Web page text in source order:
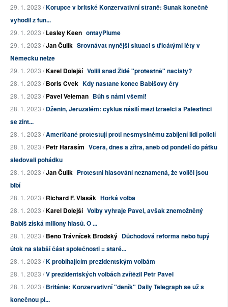
29. 1. 2023 /Korupce v britské Konzervativní straně: Sunak konečně
vyhodil z fun...
29. 1. 2023 /Lesley Keen ontayPlume
29. 1. 2023 /Jan Čulík Srovnávat nynější situaci s třicátými léty v
Německu nelze
29. 1. 2023 /Karel Dolejší Volili snad Židé "protestně" nacisty?
28. 1. 2023 /Boris Cvek Kdy nastane konec Babišovy éry
28. 1. 2023 /Pavel Veleman Bůh s námi všemi!
28. 1. 2023 /Dženin, Jeruzalém: cyklus násilí mezi Izraelci a Palestinci
se zint...
28. 1. 2023 /Američané protestují proti nesmyslnému zabíjení lídí policií
28. 1. 2023 /Petr Haraším Včera, dnes a zítra, aneb od pondělí do pátku
sledovali pohádku
28. 1. 2023 /Jan Čulík Protestní hlasování neznamená, že voliči jsou
blbí
28. 1. 2023 /Richard F. Vlasák Hořká volba
28. 1. 2023 /Karel Dolejší Volby vyhraje Pavel, avšak znemožněný
Babiš získá miliony hlasů. O ...
28. 1. 2023 /Beno Trávníček Brodský Důchodová reforma nebo tupý
útok na slabší část společnosti = staré...
28. 1. 2023 /K probíhajícím prezidentským volbám
28. 1. 2023 /V prezidentských volbách zvítězil Petr Pavel
28. 1. 2023 /Británie: Konzervativní "deník" Daily Telegraph se už s
konečnou pl...